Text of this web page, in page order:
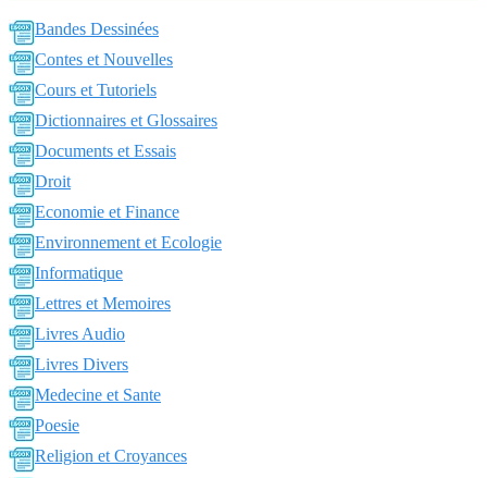
Bandes Dessinées
Contes et Nouvelles
Cours et Tutoriels
Dictionnaires et Glossaires
Documents et Essais
Droit
Economie et Finance
Environnement et Ecologie
Informatique
Lettres et Memoires
Livres Audio
Livres Divers
Medecine et Sante
Poesie
Religion et Croyances